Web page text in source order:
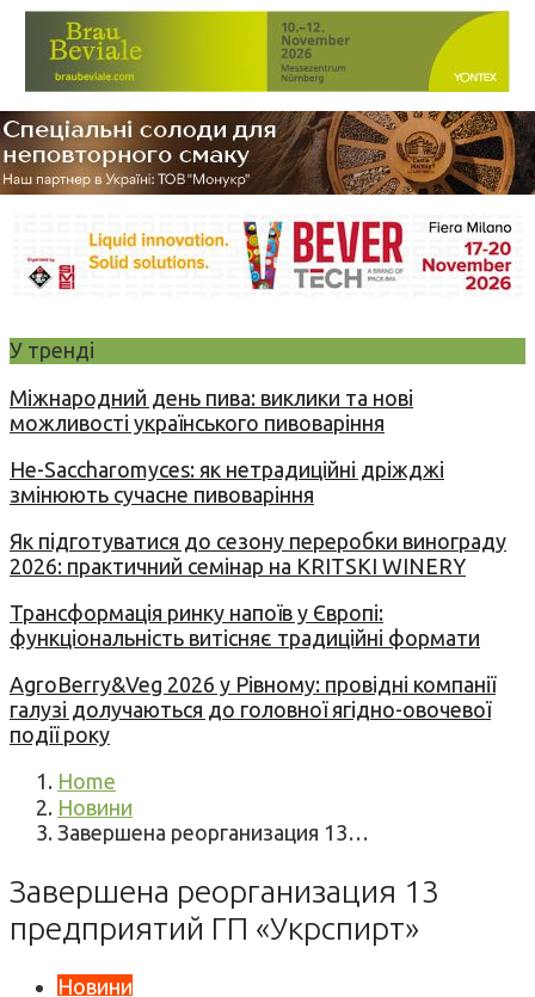
У тренді
Міжнародний день пива: виклики та нові
можливості українського пивоваріння
Не-Saccharomyces: як нетрадиційні дріжджі
змінюють сучасне пивоваріння
Як підготуватися до сезону переробки винограду
2026: практичний семінар на KRITSKI WINERY
Трансформація ринку напоїв у Європі:
функціональність витісняє традиційні формати
AgroBerry&Veg 2026 у Рівному: провідні компанії
галузі долучаються до головної ягідно-овочевої
події року
Home
Новини
Завершена реорганизация 13…
Завершена реорганизация 13
предприятий ГП «Укрспирт»
Новини